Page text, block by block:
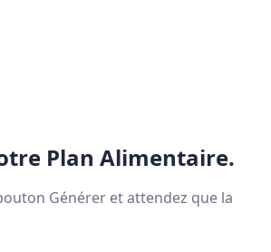
Plan Alimentaire.
Générer et attendez que la